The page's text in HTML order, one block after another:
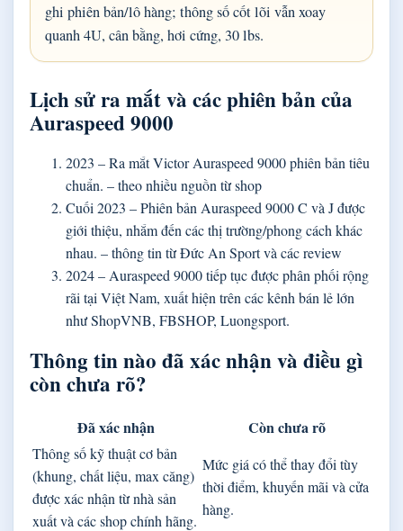
ghi phiên bản/lô hàng; thông số cốt lõi vẫn xoay
quanh 4U, cân bằng, hơi cứng, 30 lbs.
Lịch sử ra mắt và các phiên bản của
Auraspeed 9000
2023 – Ra mắt Victor Auraspeed 9000 phiên bản tiêu
chuẩn. – theo nhiều nguồn từ shop
Cuối 2023 – Phiên bản Auraspeed 9000 C và J được
giới thiệu, nhắm đến các thị trường/phong cách khác
nhau. – thông tin từ Đức An Sport và các review
2024– Auraspeed 9000 tiếp tục được phân phối rộng
rãi tại Việt Nam, xuất hiện trên các kênh bán lẻ lớn
như ShopVNB, FBSHOP, Luongsport.
Thông tin nào đã xác nhận và điều gì
còn chưa rõ?
Đã xác nhận Còn chưa rõ
Thông số kỹ thuật cơ bản
(khung, chất liệu, max căng)
được xác nhận từ nhà sản
xuất và các shop chính hãng.
Mức giá có thể thay đổi tùy
thời điểm, khuyến mãi và cửa
hàng.